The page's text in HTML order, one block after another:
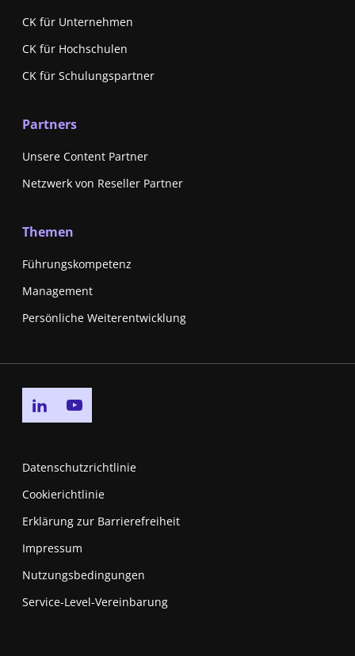
CK für Unternehmen
CK für Hochschulen
CK für Schulungspartner
Partners
Unsere Content Partner
Netzwerk von Reseller Partner
Themen
Führungskompetenz
Management
Persönliche Weiterentwicklung
Go to linkedin page
Datenschutzrichtlinie
Cookierichtlinie
Erklärung zur Barrierefreiheit
Impressum
Nutzungsbedingungen
New window
Service-Level-Vereinbarung